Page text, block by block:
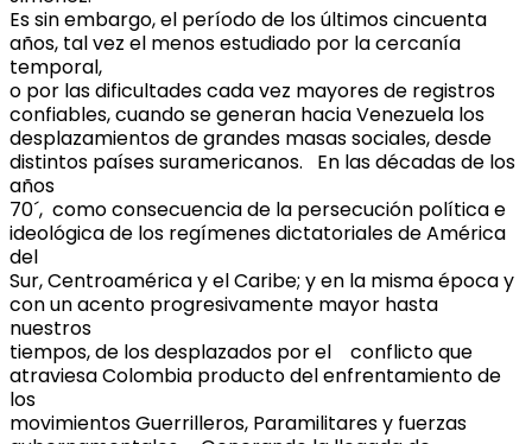
Es sin embargo, el período de los últimos cincuenta
años, tal vez el menos estudiado por la cercanía
temporal,
o por las dificultades cada vez mayores de registros
confiables, cuando se generan hacia Venezuela los
desplazamientos de grandes masas sociales, desde
distintos países suramericanos. En las décadas de los
años
70´, como consecuencia de la persecución política e
ideológica de los regímenes dictatoriales de América
del
Sur, Centroamérica y el Caribe; y en la misma época y
con un acento progresivamente mayor hasta
nuestros
tiempos, de los desplazados por el conflicto que
atraviesa Colombia producto del enfrentamiento de
los
movimientos Guerrilleros, Paramilitares y fuerzas